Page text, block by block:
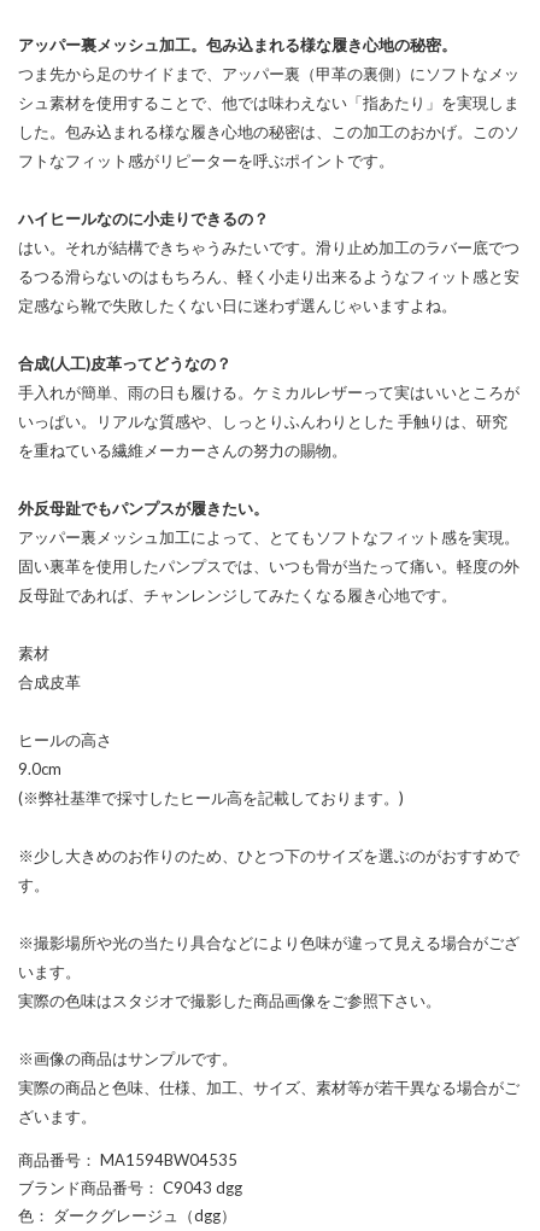
アッパー裏メッシュ加工。包み込まれる様な履き心地の秘密。
つま先から足のサイドまで、アッパー裏（甲革の裏側）にソフトなメッ
シュ素材を使用することで、他では味わえない「指あたり」を実現しま
した。包み込まれる様な履き心地の秘密は、この加工のおかげ。このソ
フトなフィット感がリピーターを呼ぶポイントです。
ハイヒールなのに小走りできるの？
はい。それが結構できちゃうみたいです。滑り止め加工のラバー底でつ
るつる滑らないのはもちろん、軽く小走り出来るようなフィット感と安
定感なら靴で失敗したくない日に迷わず選んじゃいますよね。
合成(人工)皮革ってどうなの？
手入れが簡単、雨の日も履ける。ケミカルレザーって実はいいところが
いっぱい。リアルな質感や、しっとりふんわりとした 手触りは、研究
を重ねている繊維メーカーさんの努力の賜物。
外反母趾でもパンプスが履きたい。
アッパー裏メッシュ加工によって、とてもソフトなフィット感を実現。
固い裏革を使用したパンプスでは、いつも骨が当たって痛い。軽度の外
反母趾であれば、チャンレンジしてみたくなる履き心地です。
素材
合成皮革
ヒールの高さ
9.0cm
(※弊社基準で採寸したヒール高を記載しております。)
※少し大きめのお作りのため、ひとつ下のサイズを選ぶのがおすすめで
す。
※撮影場所や光の当たり具合などにより色味が違って見える場合がござ
います。
実際の色味はスタジオで撮影した商品画像をご参照下さい。
※画像の商品はサンプルです。
実際の商品と色味、仕様、加工、サイズ、素材等が若干異なる場合がご
ざいます。
商品番号 ： MA1594BW04535
ブランド商品番号 ： C9043 dgg
色 ： ダークグレージュ（dgg）